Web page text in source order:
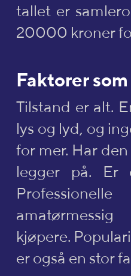
tallet er
20000 kroner
Faktorer
Tilstand er alt.
lys og lyd, og
for mer. Har
legger på. Er
kjøpere.
er også en stor